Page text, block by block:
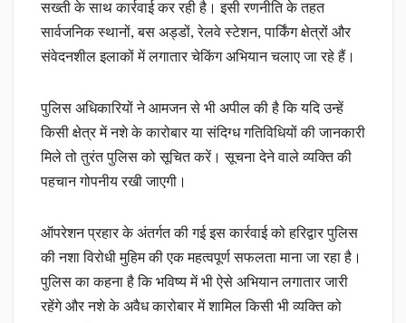
सख्ती के साथ कार्रवाई कर रही है। इसी रणनीति के तहत
सार्वजनिक स्थानों, बस अड्डों, रेलवे स्टेशन, पार्किंग क्षेत्रों और
संवेदनशील इलाकों में लगातार चेकिंग अभियान चलाए जा रहे हैं।
पुलिस अधिकारियों ने आमजन से भी अपील की है कि यदि उन्हें
किसी क्षेत्र में नशे के कारोबार या संदिग्ध गतिविधियों की जानकारी
मिले तो तुरंत पुलिस को सूचित करें। सूचना देने वाले व्यक्ति की
पहचान गोपनीय रखी जाएगी।
ऑपरेशन प्रहार के अंतर्गत की गई इस कार्रवाई को हरिद्वार पुलिस
की नशा विरोधी मुहिम की एक महत्वपूर्ण सफलता माना जा रहा है।
पुलिस का कहना है कि भविष्य में भी ऐसे अभियान लगातार जारी
रहेंगे और नशे के अवैध कारोबार में शामिल किसी भी व्यक्ति को